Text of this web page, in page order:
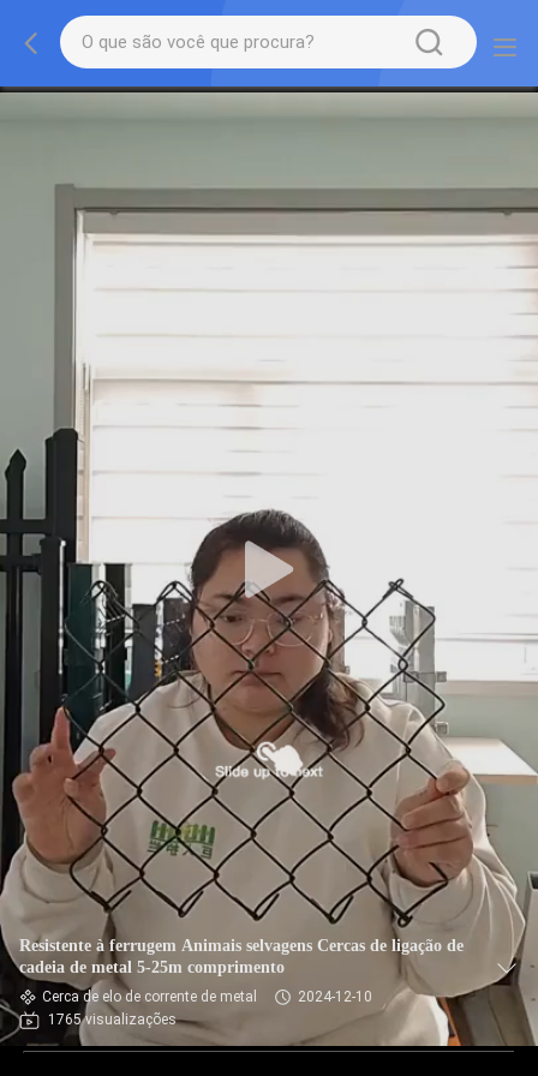
Resistente à ferrugem Animais selvagens Cercas de ligação de
cadeia de metal 5-25m comprimento
Cerca de elo de corrente de metal
2024-12-10
1765 visualizações